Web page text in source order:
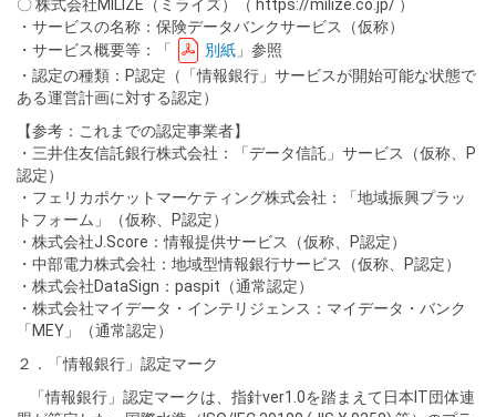
〇 株式会社MILIZE（ミライズ）（ https://milize.co.jp/ ）
・サービスの名称：保険データバンクサービス（仮称）
・サービス概要等：「
別紙 」参照
・認定の種類：P認定（「情報銀行」サービスが開始可能な状態で
ある運営計画に対する認定）
【参考：これまでの認定事業者】
・三井住友信託銀行株式会社：「データ信託」サービス（仮称、P
認定）
・フェリカポケットマーケティング株式会社：「地域振興プラッ
トフォーム」（仮称、P認定）
・株式会社J.Score：情報提供サービス（仮称、P認定）
・中部電力株式会社：地域型情報銀行サービス（仮称、P認定）
・株式会社DataSign：paspit（通常認定）
・株式会社マイデータ・インテリジェンス：マイデータ・バンク
「MEY」（通常認定）
２．「情報銀行」認定マーク
「情報銀行」認定マークは、指針ver1.0を踏まえて日本IT団体連